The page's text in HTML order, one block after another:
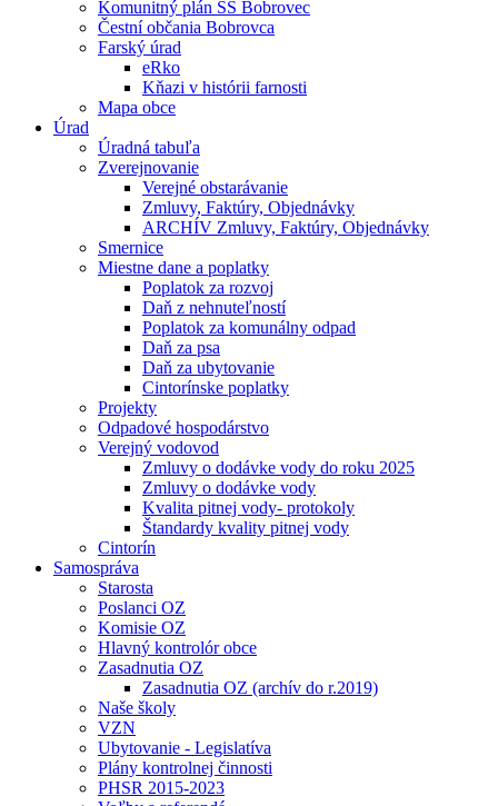
Komunitný plán SS Bobrovec
Čestní občania Bobrovca
Farský úrad
eRko
Kňazi v histórii farnosti
Mapa obce
Úrad
Úradná tabuľa
Zverejnovanie
Verejné obstarávanie
Zmluvy, Faktúry, Objednávky
ARCHÍV Zmluvy, Faktúry, Objednávky
Smernice
Miestne dane a poplatky
Poplatok za rozvoj
Daň z nehnuteľností
Poplatok za komunálny odpad
Daň za psa
Daň za ubytovanie
Cintorínske poplatky
Projekty
Odpadové hospodárstvo
Verejný vodovod
Zmluvy o dodávke vody do roku 2025
Zmluvy o dodávke vody
Kvalita pitnej vody- protokoly
Štandardy kvality pitnej vody
Cintorín
Samospráva
Starosta
Poslanci OZ
Komisie OZ
Hlavný kontrolór obce
Zasadnutia OZ
Zasadnutia OZ (archív do r.2019)
Naše školy
VZN
Ubytovanie - Legislatíva
Plány kontrolnej činnosti
PHSR 2015-2023